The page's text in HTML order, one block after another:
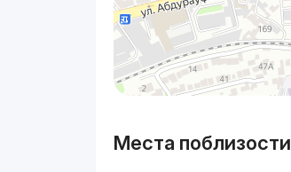
Места поблизости